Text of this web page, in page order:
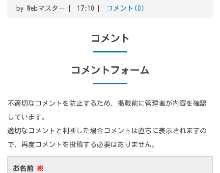
by Webマスター 17:10 コメント(0)
コメント
コメントフォーム
不適切なコメントを防止するため、掲載前に管理者が内容を確認
しています。
適切なコメントと判断した場合コメントは直ちに表示されますの
で、再度コメントを投稿する必要はありません。
お名前 ※